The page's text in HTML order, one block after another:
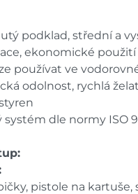
podklad, střední a
ekonomické použití
používat ve
odolnost, rychlá
systém dle normy ISO
pistole na